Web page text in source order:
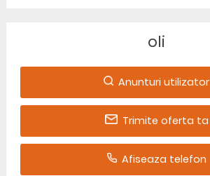
oli
Anunturi utilizator
Trimite oferta ta
Afiseaza telefon